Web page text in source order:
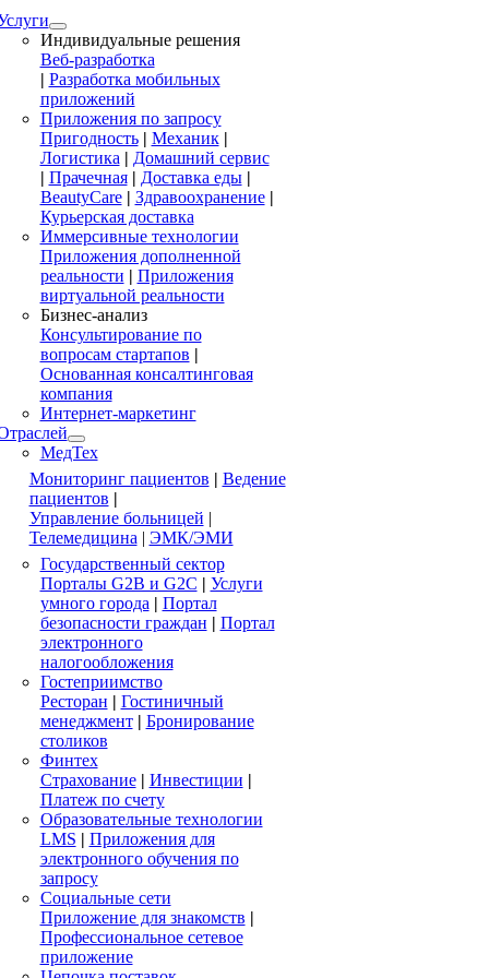
Индивидуальные решения
Веб-разработка
| Разработка мобильных
приложений
Приложения по запросу
Пригодность| Механик|
Логистика| Домашний сервис
| Прачечная | Доставка еды |
BeautyCare | Здравоохранение |
Курьерская доставка
Иммерсивные технологии
Приложения дополненной
реальности | Приложения
виртуальной реальности
Бизнес-анализ
Консультирование по
вопросам стартапов |
Основанная консалтинговая
компания
Интернет-маркетинг
МедТех
Мониторинг пациентов | Ведение
пациентов |
Управление больницей |
Телемедицина| ЭМК/ЭМИ
Государственный сектор
Порталы G2B и G2C | Услуги
умного города| Портал
безопасности граждан | Портал
электронного
налогообложения
Гостеприимство
Ресторан | Гостиничный
менеджмент| Бронирование
столиков
Финтех
Страхование| Инвестиции |
Платеж по счету
Образовательные технологии
LMS | Приложения для
электронного обучения по
запросу
Социальные сети
Приложение для знакомств |
Профессиональное сетевое
приложение